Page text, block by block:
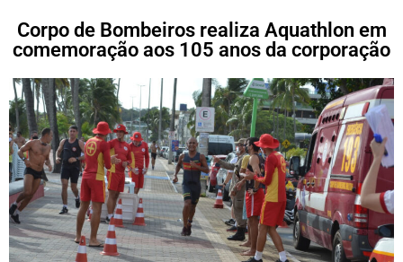
Corpo de Bombeiros realiza Aquathlon em
comemoração aos 105 anos da corporação